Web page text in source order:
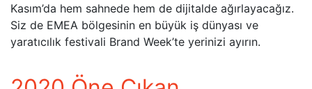
Kasım’da hem sahnede hem de dijitalde ağırlayacağız.
Siz de EMEA bölgesinin en büyük iş dünyası ve
yaratıcılık festivali Brand Week’te yerinizi ayırın.